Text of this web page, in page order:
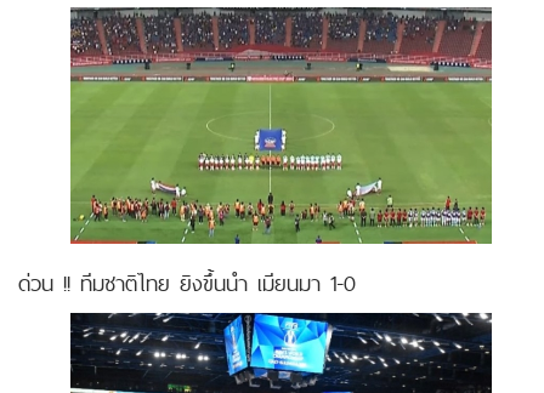
ด่วน !! ทีมชาติไทย ยิงขึ้นนำ เมียนมา 1-0